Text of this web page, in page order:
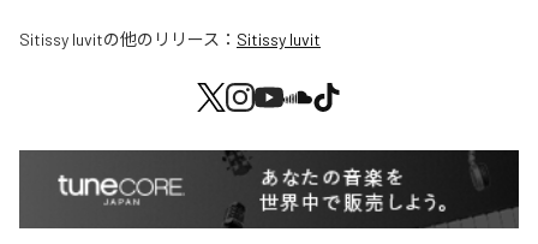
Sitissy luvitの他のリリース： Sitissy luvit